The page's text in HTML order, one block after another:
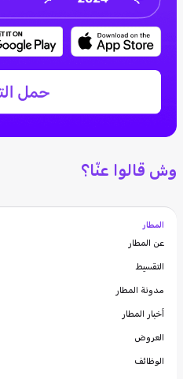
وش قالوا عنّا؟
المطار
عن المطار
التقسيط
مدونة المطار
أخبار المطار
العروض
الوظائف